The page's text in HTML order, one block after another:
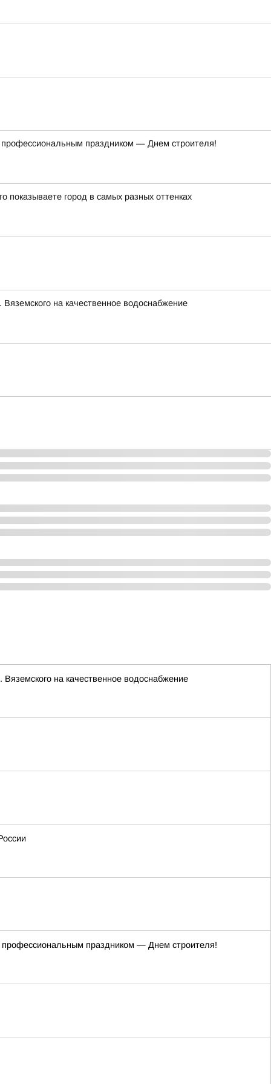
профессиональным праздником — Днем строителя!
город в самых разных оттенках
на качественное водоснабжение
на качественное водоснабжение
профессиональным праздником — Днем строителя!